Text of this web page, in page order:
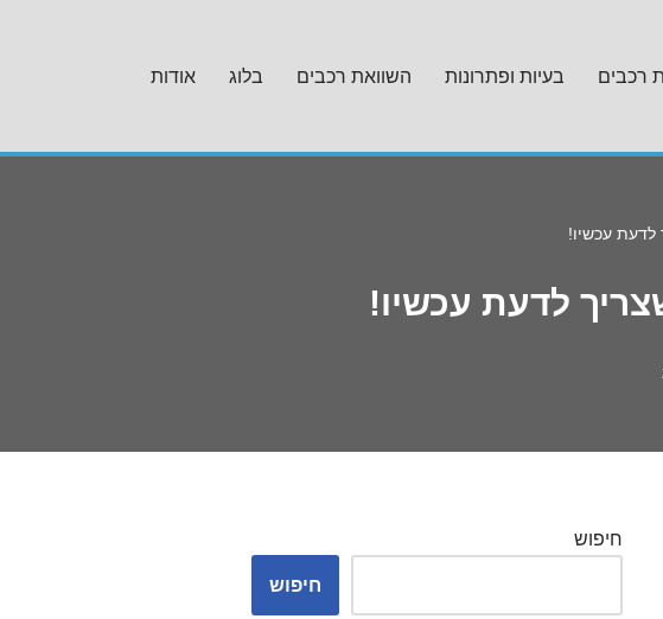
רכבים בעיות ופתרונות השוואת רכבים בלוג אודות
עכשיו!
לדעת עכשיו!
חיפוש
חיפוש